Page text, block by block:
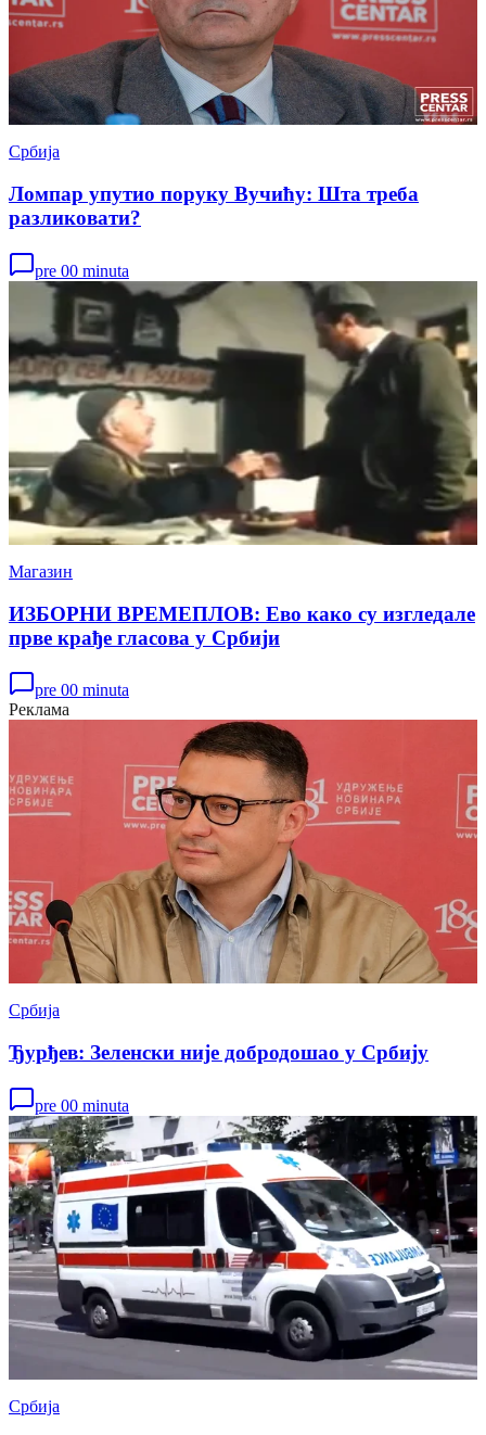
Србија
Ломпар упутио поруку Вучићу: Шта треба
разликовати?
pre 00 minuta
Магазин
ИЗБОРНИ ВРЕМЕПЛОВ: Ево како су изгледале
прве крађе гласова у Србији
pre 00 minuta
Реклама
Србија
Ђурђев: Зеленски није добродошао у Србију
pre 00 minuta
Србија